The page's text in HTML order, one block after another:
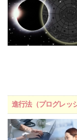
進行法（プログレッ